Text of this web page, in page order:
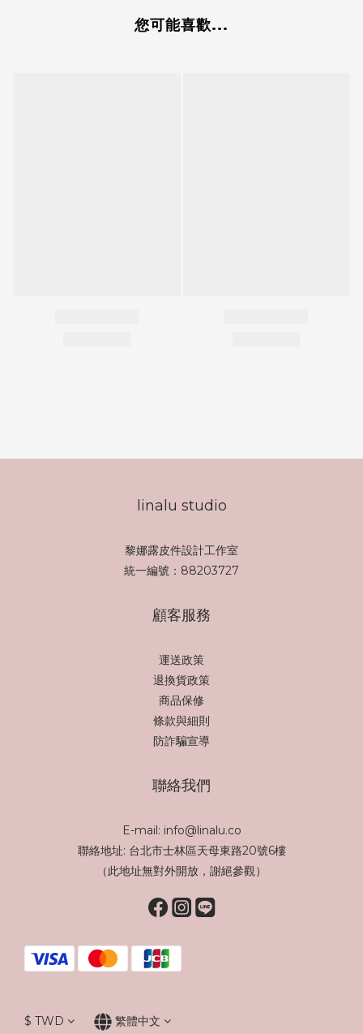
您可能喜歡...
linalu studio
黎娜露皮件設計工作室
統一編號：88203727
顧客服務
運送政策
退換貨政策
商品保修
條款與細則
防詐騙宣導
聯絡我們
E-mail: info@linalu.co
聯絡地址: 台北市士林區天母東路20號6樓
（此地址無對外開放，謝絕參觀）
$ TWD 繁體中文